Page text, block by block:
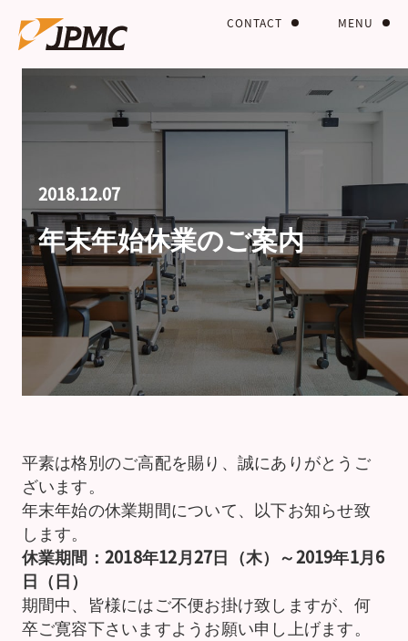
MENU
CONTACT
2018.12.07
年末年始休業のご案内
平素は格別のご高配を賜り、誠にありがとうご
ざいます。
年末年始の休業期間について、以下お知らせ致
します。
休業期間：2018年12月27日（木）～2019年1月6
日（日）
期間中、皆様にはご不便お掛け致しますが、何
卒ご寛容下さいますようお願い申し上げます。